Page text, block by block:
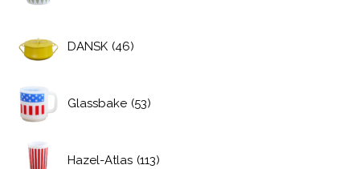
DANSK (46)
Glassbake (53)
Hazel-Atlas (113)